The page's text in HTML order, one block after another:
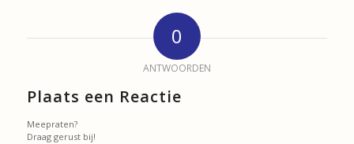
0
ANTWOORDEN
Plaats een Reactie
Meepraten?
Draag gerust bij!